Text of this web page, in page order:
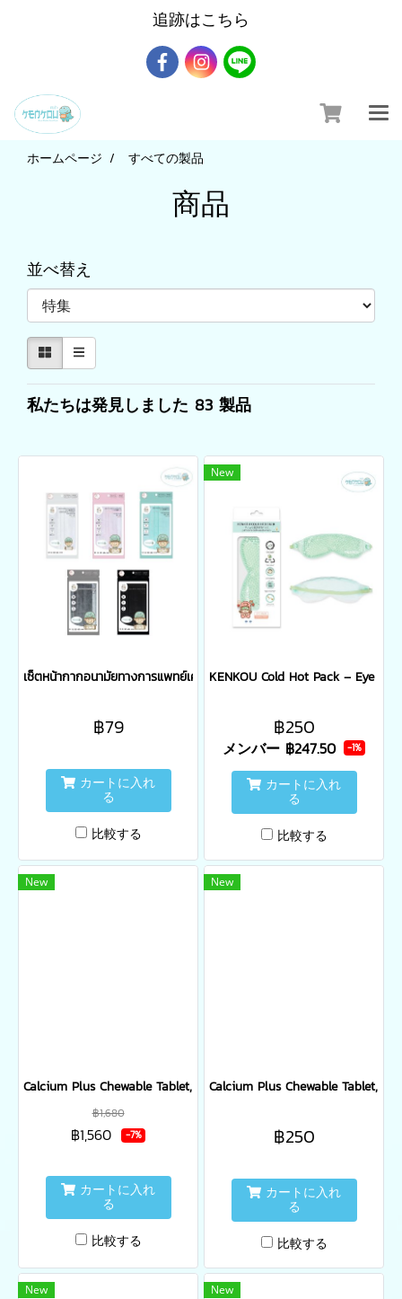
追跡はこちら
ホームページ すべての製品
商品
並べ替え
私たちは発見しました 83 製品
เซ็ตหน้ากากอนามัยทางการแพทย์เคนโกะ - เซ็ต 5 ซอง
฿79
カートに入れ
る
比較する
New
KENKOU Cold Hot Pack – Eye
฿250
メンバー ฿247.50 -1%
カートに入れ
る
比較する
New
Calcium Plus Chewable Tablet, No added sucrose, New Zealand
฿1,680
฿1,560 -7%
カートに入れ
る
比較する
New
Calcium Plus Chewable Tablet,
฿250
カートに入れ
る
比較する
New New